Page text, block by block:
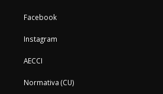
Facebook
Instagram
AECCI
Normativa (CU)